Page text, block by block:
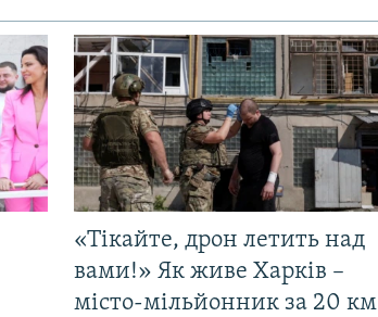
«Тікайте, дрон летить над
вами!» Як живе Харків –
місто-мільйонник за 20 км